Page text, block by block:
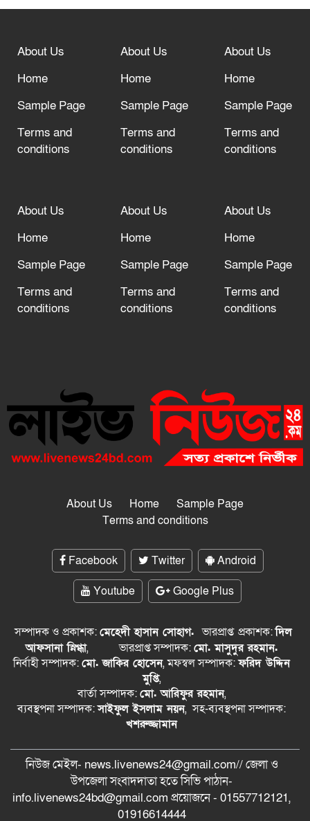
বিশ্ব ফুটবলের সর্বোচ্চ নিয়ন্ত্রক সংস্থার সাথে
দরজা খোলা রেখেছেন
About Us
Home
Sample Page
Terms and
conditions
About Us
Home
Sample Page
Terms and
conditions
About Us
Home
Sample Page
Terms and
conditions
About Us
Home
Sample Page
Terms and
conditions
About Us
Home
Sample Page
Terms and
conditions
About Us
Home
Sample Page
Terms and
conditions
About Us Home
Sample Page
Terms and conditions
Facebook Twitter
Android
Youtube
Google Plus
সম্পাদক ও প্রকাশক:মেহেদী হাসান সোহাগ.ভারপ্রাপ্ত প্রকাশক:দিল
আফসানা স্নিগ্ধা, ভারপ্রাপ্ত সম্পাদক:মো. মাসুদুর রহমান.
নির্বাহী সম্পাদক:মো. জাকির হোসেন, মফস্বল সম্পাদক:ফরিদ উদ্দিন
মুপ্তি,
বার্তা সম্পাদক:মো. আরিফুর রহমান,
ব্যবস্থপনা সম্পাদক:সাইফুল ইসলাম নয়ন, সহ-ব্যবস্থপনা সম্পাদক:
খশরুজ্জামান
নিউজ মেইল- news.livenews24@gmail.com// জেলা ও
‍উপজেলা সংবাদদাতা হতে সিভি পাঠান-
info.livenews24bd@gmail.com প্রয়োজনে - 01557712121,
01916614444